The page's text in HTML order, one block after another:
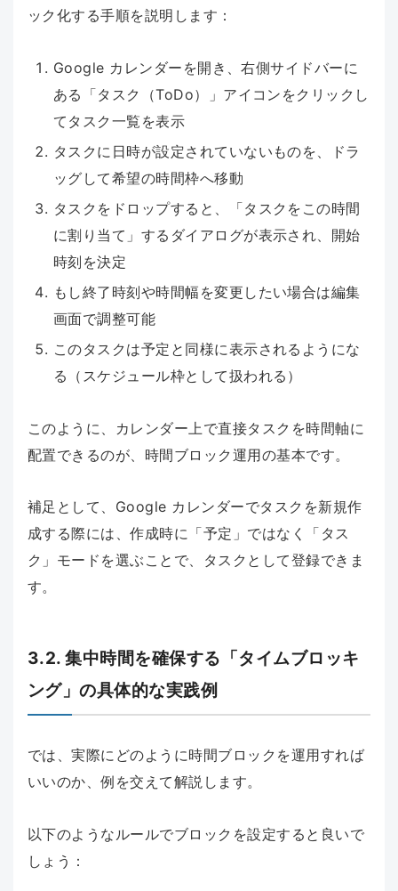
ック化する手順を説明します：
Google カレンダーを開き、右側サイドバーに
ある「タスク（ToDo）」アイコンをクリックし
てタスク一覧を表示
タスクに日時が設定されていないものを、ドラ
ッグして希望の時間枠へ移動
タスクをドロップすると、「タスクをこの時間
に割り当て」するダイアログが表示され、開始
時刻を決定
もし終了時刻や時間幅を変更したい場合は編集
画面で調整可能
このタスクは予定と同様に表示されるようにな
る（スケジュール枠として扱われる）
このように、カレンダー上で直接タスクを時間軸に
配置できるのが、時間ブロック運用の基本です。
補足として、Google カレンダーでタスクを新規作
成する際には、作成時に「予定」ではなく「タス
ク」モードを選ぶことで、タスクとして登録できま
す。
3.2. 集中時間を確保する「タイムブロッキ
ング」の具体的な実践例
では、実際にどのように時間ブロックを運用すれば
いいのか、例を交えて解説します。
以下のようなルールでブロックを設定すると良いで
しょう：